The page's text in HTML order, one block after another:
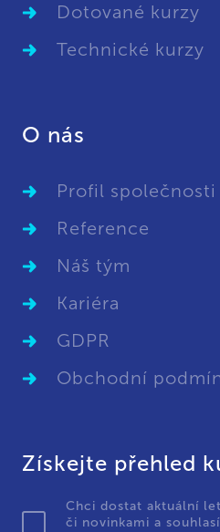
Dotované kurzy
Technické kurzy
O nás
Profil společnosti
Reference
Náš tým
Kariéra
GDPR
Obchodní
Získejte přehled
Chci dostat aktuální
či novinkami a